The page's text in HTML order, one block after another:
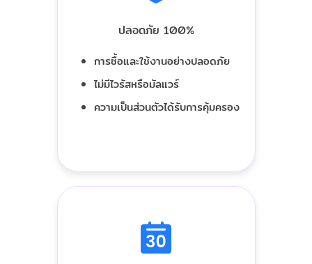
ปลอดภัย 100%
การซื้อและใช้งานอย่างปลอดภัย
ไม่มีไวรัสหรือมัลแวร์
ความเป็นส่วนตัวได้รับการคุ้มครอง